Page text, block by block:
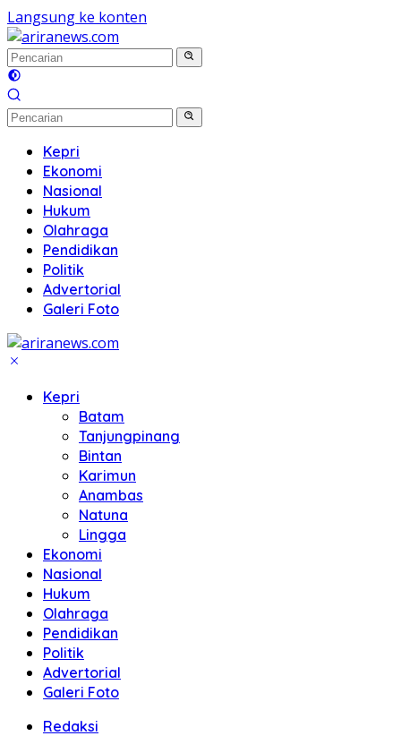
Langsung ke konten
Kepri
Ekonomi
Nasional
Hukum
Olahraga
Pendidikan
Politik
Advertorial
Galeri Foto
Kepri
Batam
Tanjungpinang
Bintan
Karimun
Anambas
Natuna
Lingga
Ekonomi
Nasional
Hukum
Olahraga
Pendidikan
Politik
Advertorial
Galeri Foto
Redaksi